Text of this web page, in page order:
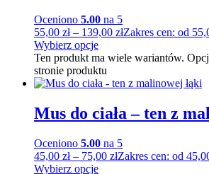
Oceniono 5.00 na 5
55,00 zł – 139,00 złZakres cen: od
Wybierz opcje
Ten produkt ma wiele wariantów.
stronie produktu
Mus do ciała – ten z
Oceniono 5.00 na 5
45,00 zł – 75,00 złZakres cen: od
Wybierz opcje